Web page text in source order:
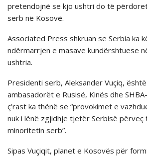
pretendojnë se kjo ushtri do të
serb në Kosovë.
Associated Press shkruan se Serbia ka
ndërmarrjen e masave kundërshtuese
ushtria.
Presidenti serb, Aleksander Vuçiq,
ambasadorët e Rusisë, Kinës dhe
ç’rast ka thënë se “provokimet e
nuk i lënë zgjidhje tjetër Serbisë përveç
minoritetin serb”.
Sipas Vuçiqit, planet e Kosovës për